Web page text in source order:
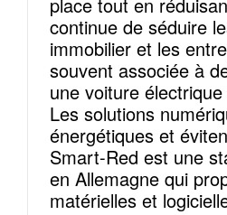
continue de séduire
immobilier et les
souvent associée à
une voiture
Les solutions
énergétiques et
Smart-Red est une
en Allemagne qui
matérielles et